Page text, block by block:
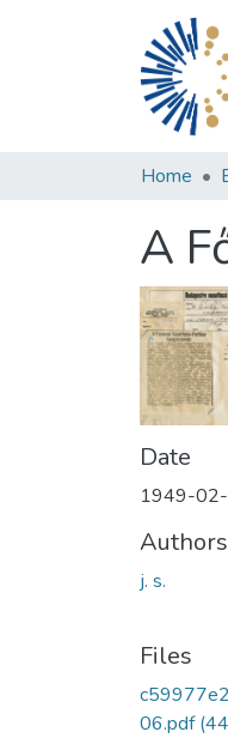
Home
A
Date
1949-
Authors
j. s.
Files
06.pdf